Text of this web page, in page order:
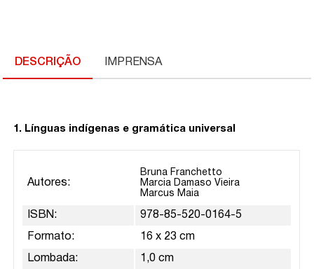
DESCRIÇÃO IMPRENSA
1. Línguas indígenas e gramática universal
Autores:
Bruna Franchetto
Marcia Damaso Vieira
Marcus Maia
ISBN: 978-85-520-0164-5
Formato: 16 x 23 cm
Lombada: 1,0 cm